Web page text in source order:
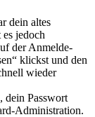
dein altes
jedoch
der Anmelde-
klickst und den
wieder
dein Passwort
Administration.